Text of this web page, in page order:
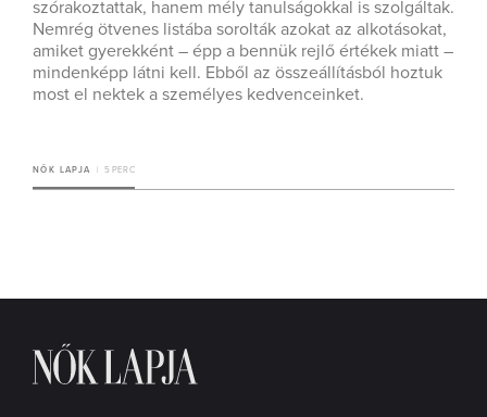
szórakoztattak, hanem mély tanulságokkal is szolgáltak.
Nemrég ötvenes listába sorolták azokat az alkotásokat,
amiket gyerekként – épp a bennük rejlő értékek miatt –
mindenképp látni kell. Ebből az összeállításból hoztuk
most el nektek a személyes kedvenceinket.
NŐK LAPJA 5 PERC